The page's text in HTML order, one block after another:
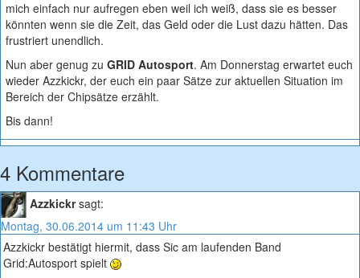
mich einfach nur aufregen eben weil ich weiß, dass sie es besser
könnten wenn sie die Zeit, das Geld oder die Lust dazu hätten. Das
frustriert unendlich.
Nun aber genug zu GRID Autosport. Am Donnerstag erwartet euch
wieder Azzkickr, der euch ein paar Sätze zur aktuellen Situation im
Bereich der Chipsätze erzählt.
Bis dann!
4 Kommentare
Azzkickr sagt:
Montag, 30.06.2014 um 11:43 Uhr
Azzkickr bestätigt hiermit, dass Sic am laufenden Band
Grid:Autosport spielt